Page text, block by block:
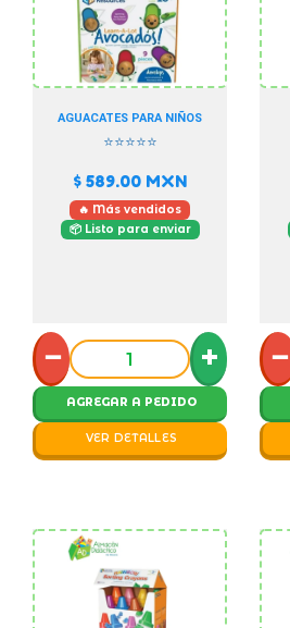
AGUACATES PARA NIÑOS
⭐⭐⭐⭐⭐
$ 589.00 MXN
🔥 Más vendidos
📦 Listo para enviar
− +
AGREGAR A PEDIDO
VER DETALLES
−